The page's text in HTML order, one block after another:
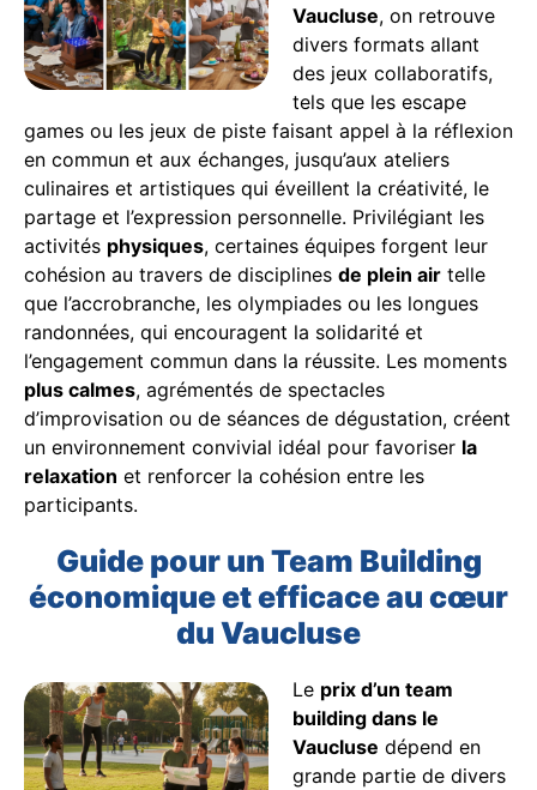
Vaucluse, on retrouve
divers formats allant
des jeux collaboratifs,
tels que les escape
games ou les jeux de piste faisant appel à la réflexion
en commun et aux échanges, jusqu’aux ateliers
culinaires et artistiques qui éveillent la créativité, le
partage et l’expression personnelle. Privilégiant les
activités physiques, certaines équipes forgent leur
cohésion au travers de disciplines de plein air telle
que l’accrobranche, les olympiades ou les longues
randonnées, qui encouragent la solidarité et
l’engagement commun dans la réussite. Les moments
plus calmes, agrémentés de spectacles
d’improvisation ou de séances de dégustation, créent
un environnement convivial idéal pour favoriser la
relaxation et renforcer la cohésion entre les
participants.
Guide pour un Team Building
économique et efficace au cœur
du Vaucluse
Le prix d’un team
building dans le
Vaucluse dépend en
grande partie de divers